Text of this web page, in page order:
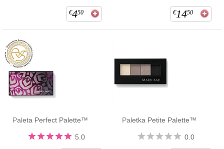
€450 €1450
Paleta Perfect Palette™
5.0
Paletka Petite Palette™
0.0